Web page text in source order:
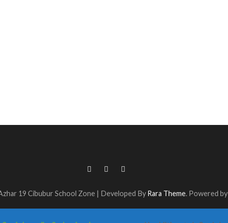
19 Cibubur School Zone | Developed By Rara Theme. Powered by